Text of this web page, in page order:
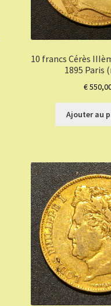
10 francs Cérès
1895 Paris
€
Ajouter au